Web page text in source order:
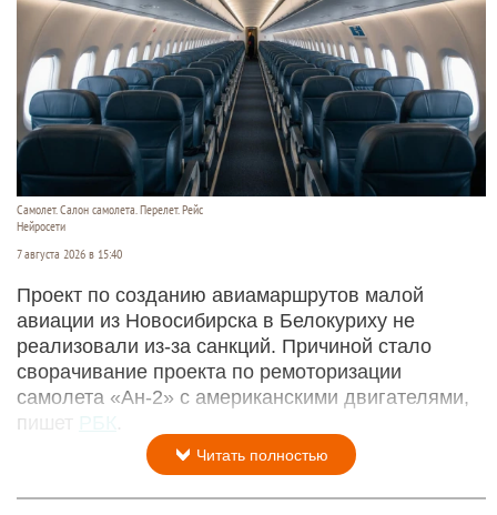
Самолет. Салон самолета. Перелет. Рейс
Нейросети
7 августа 2026 в 15:40
Проект по созданию авиамаршрутов малой
авиации из Новосибирска в Белокуриху не
реализовали из-за санкций. Причиной стало
сворачивание проекта по ремоторизации
самолета «Ан-2» с американскими двигателями,
пишет РБК
Читать полностью